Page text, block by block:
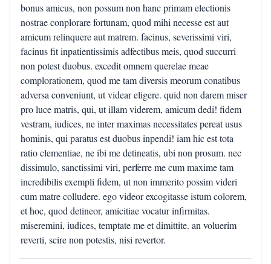
bonus amicus, non possum non hanc primam electionis
nostrae conplorare fortunam, quod mihi necesse est aut
amicum relinquere aut matrem. facinus, severissimi viri,
facinus fit inpatientissimis adfectibus meis, quod succurri
non potest duobus. excedit omnem querelae meae
complorationem, quod me tam diversis meorum conatibus
adversa conveniunt, ut videar eligere. quid non darem miser
pro luce matris, qui, ut illam viderem, amicum dedi! fidem
vestram, iudices, ne inter maximas necessitates pereat usus
hominis, qui paratus est duobus inpendi! iam hic est tota
ratio clementiae, ne ibi me detineatis, ubi non prosum. nec
dissimulo, sanctissimi viri, perferre me cum maxime tam
incredibilis exempli fidem, ut non immerito possim videri
cum matre colludere. ego videor excogitasse istum colorem,
et hoc, quod detineor, amicitiae vocatur infirmitas.
miseremini, iudices, temptate me et dimittite. an voluerim
reverti, scire non potestis, nisi revertor.